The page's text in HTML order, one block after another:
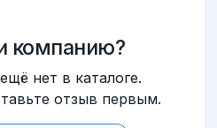
компанию?
нет в каталоге.
отзыв первым.